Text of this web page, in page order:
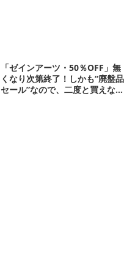
「ゼインアーツ・50％OFF」無
くなり次第終了！しかも“廃盤品
セール”なので、二度と買えない